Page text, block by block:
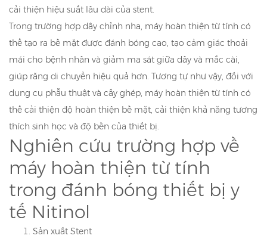
cải thiện hiệu suất lâu dài của stent.
Trong trường hợp dây chỉnh nha, máy hoàn thiện từ tính có
thể tạo ra bề mặt được đánh bóng cao, tạo cảm giác thoải
mái cho bệnh nhân và giảm ma sát giữa dây và mắc cài,
giúp răng di chuyển hiệu quả hơn. Tương tự như vậy, đối với
dụng cụ phẫu thuật và cấy ghép, máy hoàn thiện từ tính có
thể cải thiện độ hoàn thiện bề mặt, cải thiện khả năng tương
thích sinh học và độ bền của thiết bị.
Nghiên cứu trường hợp về
máy hoàn thiện từ tính
trong đánh bóng thiết bị y
tế Nitinol
Sản xuất Stent